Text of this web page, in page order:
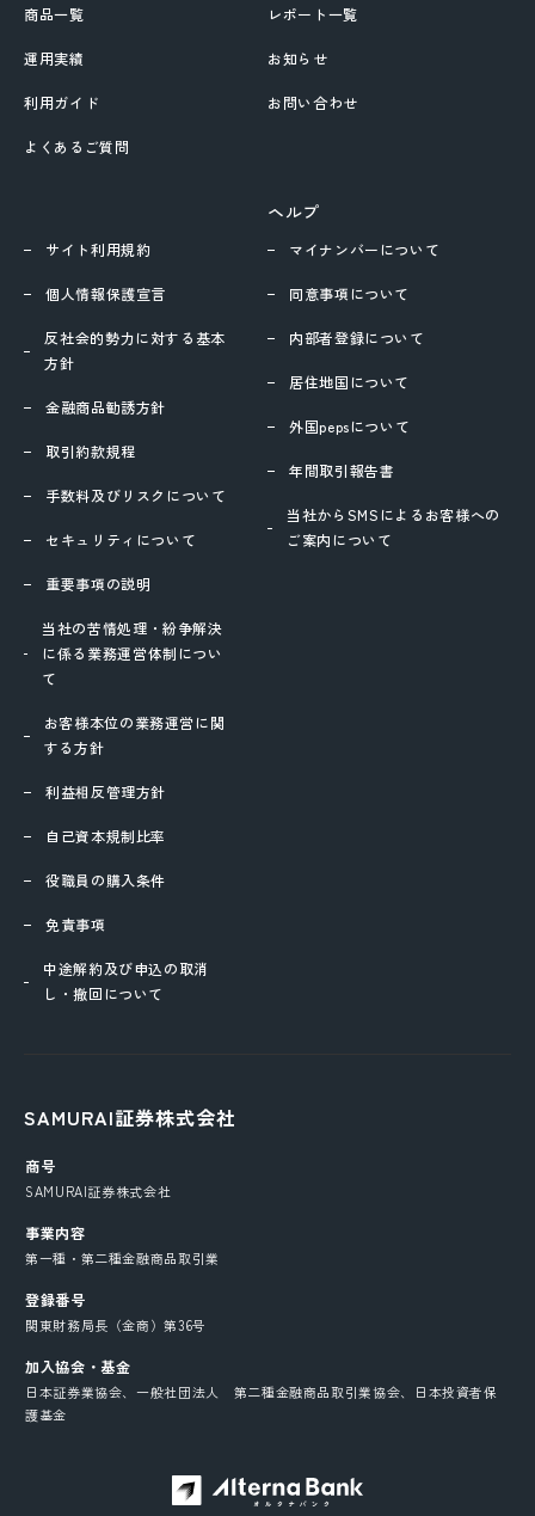
商品一覧
運用実績
利用ガイド
よくあるご質問
レポート一覧
お知らせ
お問い合わせ
ヘルプ
マイナンバーについて
同意事項について
内部者登録について
居住地国について
外国pepsについて
年間取引報告書
当社からSMSによるお客様への
ご案内について
サイト利用規約
個人情報保護宣言
反社会的勢力に対する基本
方針
金融商品勧誘方針
取引約款規程
手数料及びリスクについて
セキュリティについて
重要事項の説明
当社の苦情処理・紛争解決
に係る業務運営体制につい
て
お客様本位の業務運営に関
する方針
利益相反管理方針
自己資本規制比率
役職員の購入条件
免責事項
中途解約及び申込の取消
し・撤回について
SAMURAI証券株式会社
商号
SAMURAI証券株式会社
事業内容
第一種・第二種金融商品取引業
登録番号
関東財務局長（金商）第36号
加入協会・基金
日本証券業協会、一般社団法人 第二種金融商品取引業協会、日本投資者保
護基金